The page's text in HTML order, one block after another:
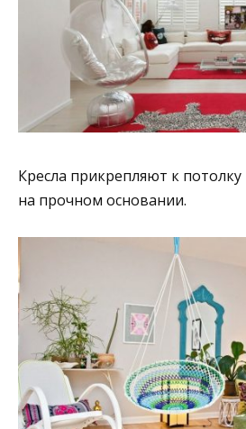
Кресла прикрепляют к
на прочном основании.